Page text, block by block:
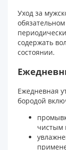
Уход за
содержать
состоянии.
Ежедневная
бородой
чистым